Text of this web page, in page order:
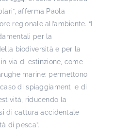
afferma Paola
regionale all’ambiente. “I
per la
biodiversità e per la
via di estinzione, come
marine: permettono
di spiaggiamenti e di
riducendo la
di cattura accidentale
di pesca”.